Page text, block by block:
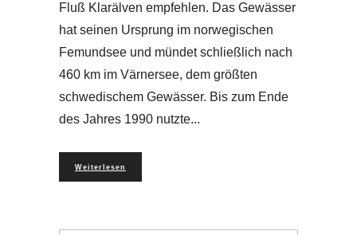
Fluß Klarälven empfehlen. Das Gewässer
hat seinen Ursprung im norwegischen
Femundsee und mündet schließlich nach
460 km im Värnersee, dem größten
schwedischem Gewässer. Bis zum Ende
des Jahres 1990 nutzte
Weiterlesen